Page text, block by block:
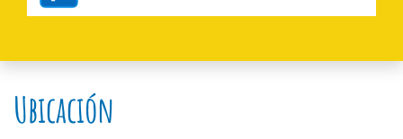
Ubicación